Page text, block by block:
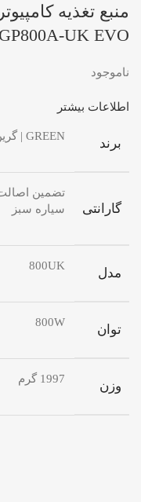
UK EVO
ناموجود
اطلاعات بیشتر
برند GREEN | گرین
گارانتی
تضمین اصالت
سیاره سبز
مدل 800UK
توان 800W
وزن 1997 گرم